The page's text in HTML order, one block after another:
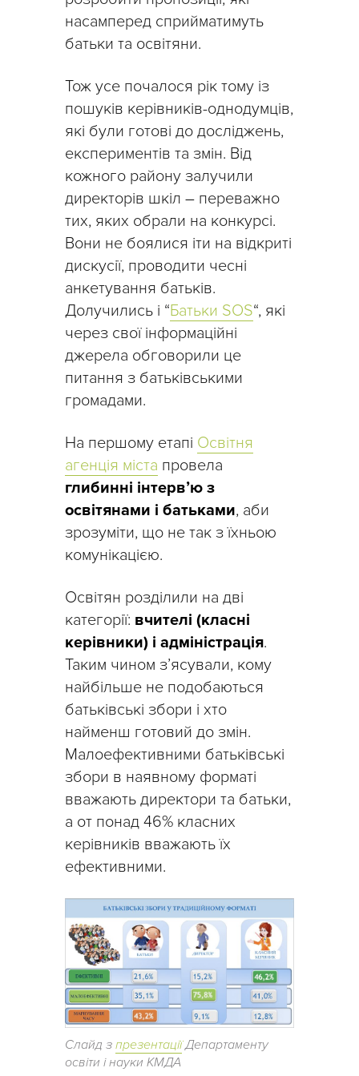
насамперед сприйматимуть
батьки та освітяни.
Тож усе почалося рік тому із
пошуків керівників-однодумців,
які були готові до досліджень,
експериментів та змін. Від
кожного району залучили
директорів шкіл – переважно
тих, яких обрали на конкурсі.
Вони не боялися іти на відкриті
дискусії, проводити чесні
анкетування батьків.
Долучились і “Батьки SOS“, які
через свої інформаційні
джерела обговорили це
питання з батьківськими
громадами.
На першому етапі Освітня
агенція міста провела
глибинні інтерв’ю з
освітянами і батьками, аби
зрозуміти, що не так з їхньою
комунікацією.
Освітян розділили на дві
категорії: вчителі (класні
керівники) і адміністрація.
Таким чином з’ясували, кому
найбільше не подобаються
батьківські збори і хто
найменш готовий до змін.
Малоефективними батьківські
збори в наявному форматі
вважають директори та батьки,
а от понад 46% класних
керівників вважають їх
ефективними.
Слайд з презентаціїДепартаменту
освіти і науки КМДА